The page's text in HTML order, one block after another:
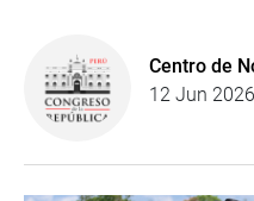
Centro de
12 Jun